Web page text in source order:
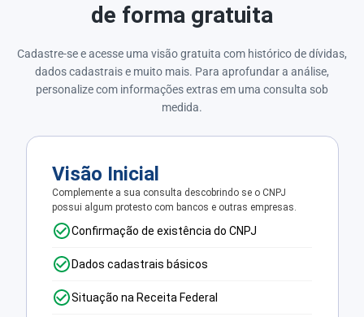
de forma gratuita
Cadastre-se e acesse uma visão gratuita com histórico de dívidas,
dados cadastrais e muito mais. Para aprofundar a análise,
personalize com informações extras em uma consulta sob
medida.
Visão Inicial
Complemente a sua consulta descobrindo se o CNPJ
possui algum protesto com bancos e outras empresas.
Confirmação de existência do CNPJ
Dados cadastrais básicos
Situação na Receita Federal